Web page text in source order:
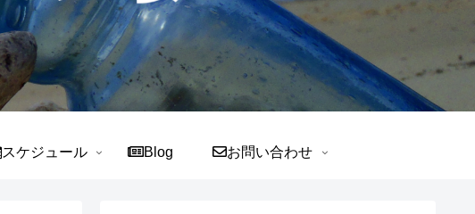
スケジュール Blog お問い合わせ